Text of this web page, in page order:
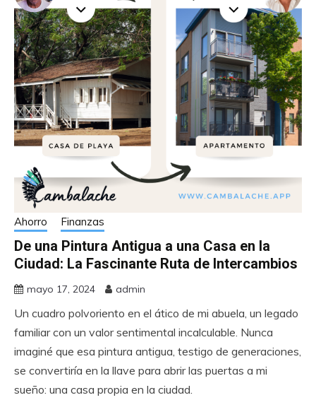
Ahorro Finanzas
De una Pintura Antigua a una Casa en la
Ciudad: La Fascinante Ruta de Intercambios
mayo 17, 2024 admin
Un cuadro polvoriento en el ático de mi abuela, un legado
familiar con un valor sentimental incalculable. Nunca
imaginé que esa pintura antigua, testigo de generaciones,
se convertiría en la llave para abrir las puertas a mi
sueño: una casa propia en la ciudad.